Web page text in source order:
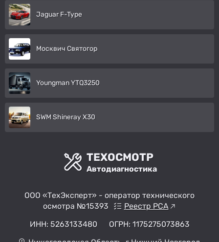
Jaguar F-Type
Москвич Святогор
Youngman YTQ3250
SWM Shineray X30
ТЕХОСМОТР
Автодиагностика
ООО «ТехЭксперт» - оператор технического
осмотра №15393
Реестр РСА
ИНН: 5263133480
ОГРН: 1175275073863